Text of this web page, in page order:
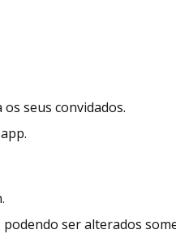
seus convidados.
ser alterados